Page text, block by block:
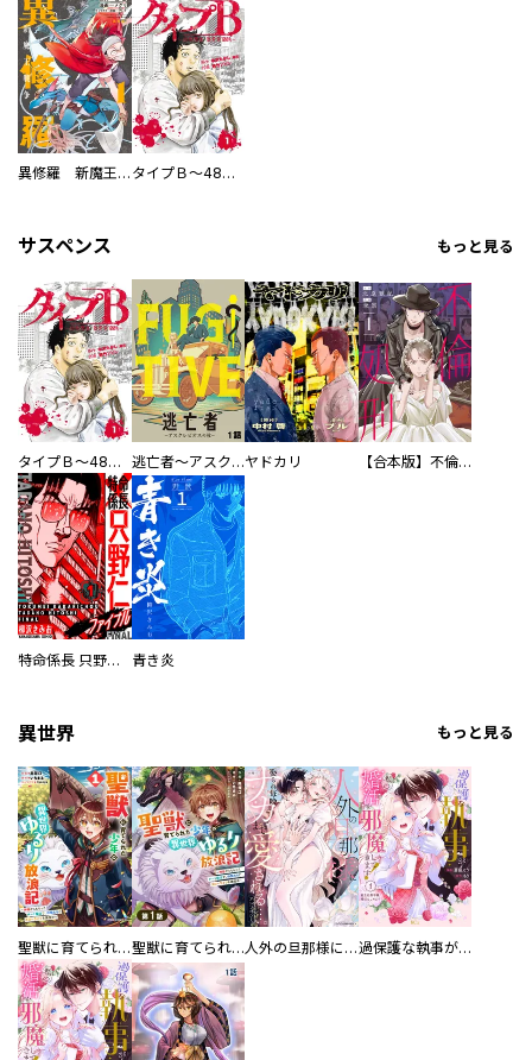
異修羅 新魔王戦争 タイプＢ～48時間後、致死率100％～【単話】
サスペンス もっと見る
タイプＢ～48時間後、致死率100％～【単話】 逃亡者～アスクレピオスの杖～ヤドカリ 【合本版】不倫処刑
特命係長 只野仁ファイナル 愛蔵版 青き炎
異世界 もっと見る
聖獣に育てられた少年の異世界ゆるり放浪記～神様からもらったチート魔法で、仲間たちとスローライフを満喫中～ 聖獣に育てられた少年の異世界ゆるり放浪記～神様からもらったチート魔法で、仲間たちとスローライフを満喫中～【分冊版】 人外の旦那様に娶られ毎晩ナカまで愛される…。アンソロジー 過保護な執事が私の婚活を邪魔してきます！ 分冊版